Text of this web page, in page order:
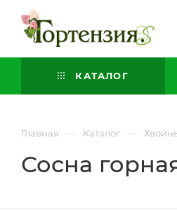
КАТАЛОГ
Главная — Каталог —
Сосна